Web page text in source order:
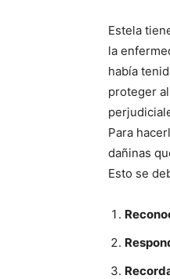
Estela
la
había
proteger
Para
dañinas
Esto se